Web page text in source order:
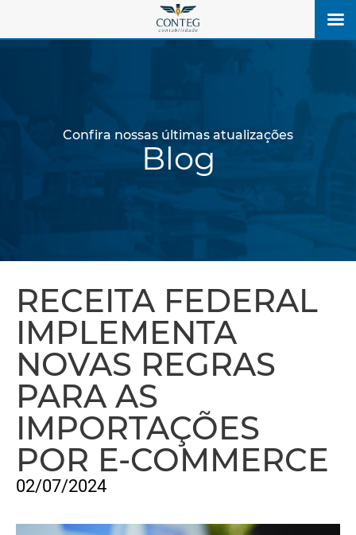
Confira nossas últimas atualizações
Blog
RECEITA FEDERAL
IMPLEMENTA
NOVAS REGRAS
PARA AS
IMPORTAÇÕES
POR E-COMMERCE
02/07/2024